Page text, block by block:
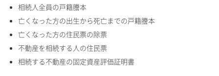
相続人全員の戸籍謄本
亡くなった方の出生から死亡までの戸籍謄本
亡くなった方の住民票の除票
不動産を相続する人の住民票
相続する不動産の固定資産評価証明書